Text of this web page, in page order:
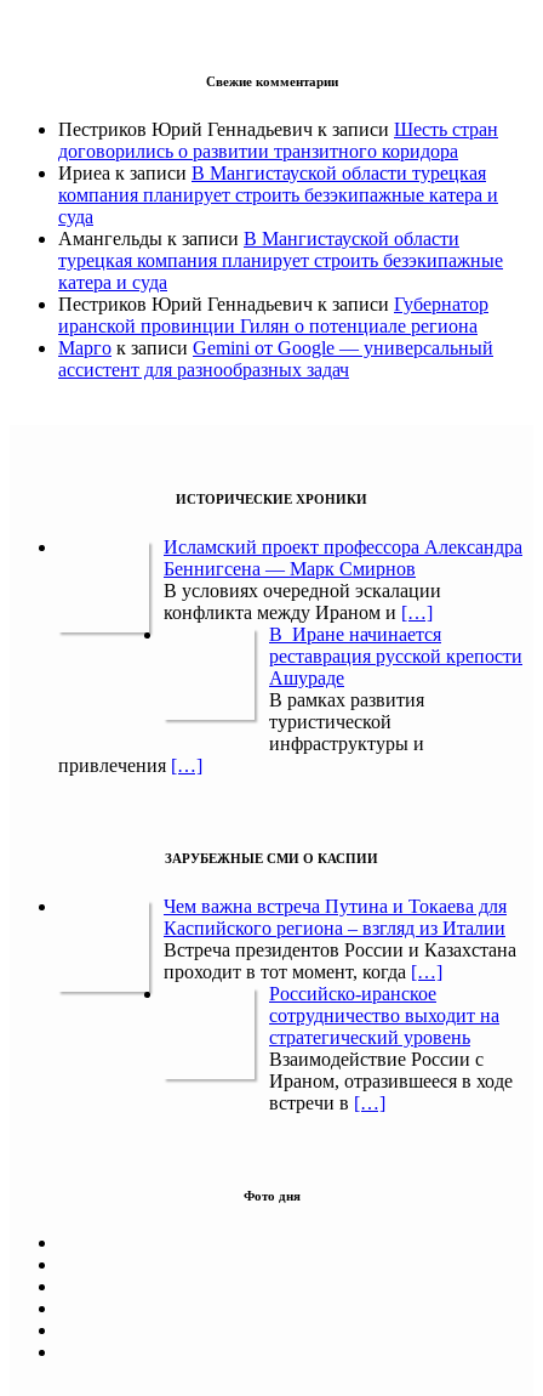
Свежие комментарии
Пестриков Юрий Геннадьевич к записи Шесть стран
договорились о развитии транзитного коридора
Ириеа к записи В Мангистауской области турецкая
компания планирует строить безэкипажные катера и
суда
Амангельды к записи В Мангистауской области
турецкая компания планирует строить безэкипажные
катера и суда
Пестриков Юрий Геннадьевич к записи Губернатор
иранской провинции Гилян о потенциале региона
Марго к записи Gemini от Google — универсальный
ассистент для разнообразных задач
ИСТОРИЧЕСКИЕ ХРОНИКИ
Исламский проект профессора Александра
Беннигсена — Марк Смирнов
В условиях очередной эскалации
конфликта между Ираном и […]
В Иране начинается
реставрация русской крепости
Ашураде
В рамках развития
туристической
инфраструктуры и
привлечения […]
ЗАРУБЕЖНЫЕ СМИ О КАСПИИ
Чем важна встреча Путина и Токаева для
Каспийского региона – взгляд из Италии
Встреча президентов России и Казахстана
проходит в тот момент, когда […]
Российско-иранское
сотрудничество выходит на
стратегический уровень
Взаимодействие России с
Ираном, отразившееся в ходе
встречи в […]
Фото дня